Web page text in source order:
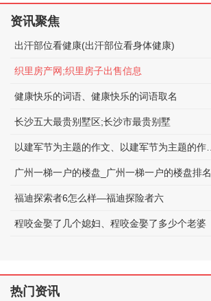
资讯聚焦
出汗部位看健康(出汗部位看身体健康)
织里房产网;织里房子出售信息
健康快乐的词语、健康快乐的词语取名
长沙五大最贵别墅区;长沙市最贵别墅
广州一梯一户的楼盘_广州一梯一户的楼盘排名
福迪探索者6怎么样—福迪探险者六
程咬金娶了几个媳妇、程咬金娶了多少个老婆
热门资讯